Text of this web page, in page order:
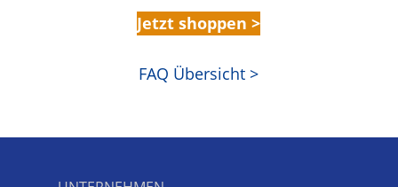
Jetzt shoppen >
FAQ Übersicht >